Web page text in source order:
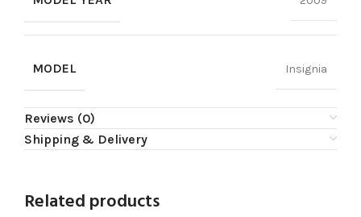
MODEL Insignia
Reviews (0)
Shipping & Delivery
Related products